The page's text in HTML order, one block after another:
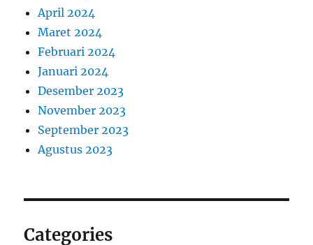
April 2024
Maret 2024
Februari 2024
Januari 2024
Desember 2023
November 2023
September 2023
Agustus 2023
Categories